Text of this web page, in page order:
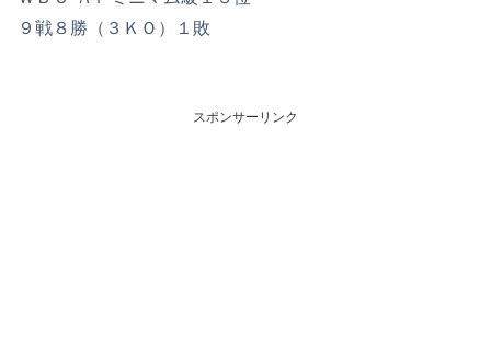
９戦８勝（３ＫＯ）１敗
スポンサーリンク